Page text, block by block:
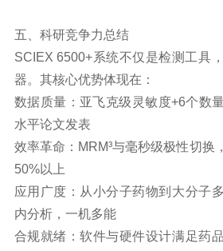
五、科研竞争力总结
SCIEX 6500+系统不仅是检测工具
器。其核心优势体现在：
数据质量：亚飞克级灵敏度+6个数
水平论文发表
效率革命：MRM³与毫秒级极性切换
50%以上
应用广度：从小分子药物到大分子
内分析，一机多能
合规就绪：软件与硬件设计满足药